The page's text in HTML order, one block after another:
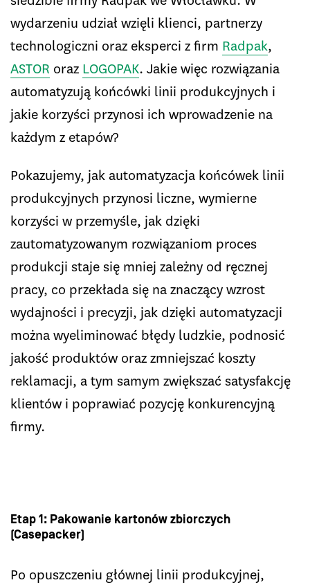
wydarzeniu udział wzięli klienci, partnerzy
technologiczni oraz eksperci z firm Radpak,
ASTOR oraz LOGOPAK. Jakie więc rozwiązania
automatyzują końcówki linii produkcyjnych i
jakie korzyści przynosi ich wprowadzenie na
każdym z etapów?
Pokazujemy, jak automatyzacja końcówek linii
produkcyjnych przynosi liczne, wymierne
korzyści w przemyśle, jak dzięki
zautomatyzowanym rozwiązaniom proces
produkcji staje się mniej zależny od ręcznej
pracy, co przekłada się na znaczący wzrost
wydajności i precyzji, jak dzięki automatyzacji
można wyeliminować błędy ludzkie, podnosić
jakość produktów oraz zmniejszać koszty
reklamacji, a tym samym zwiększać satysfakcję
klientów i poprawiać pozycję konkurencyjną
firmy.
Etap 1: Pakowanie kartonów zbiorczych
(Casepacker)
Po opuszczeniu głównej linii produkcyjnej,